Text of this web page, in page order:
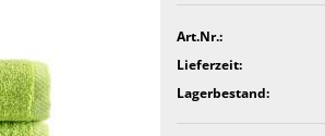
Art.Nr.:
Lieferzeit:
Lagerbestand: